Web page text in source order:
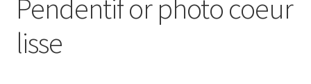
Pendentif or photo coeur
lisse